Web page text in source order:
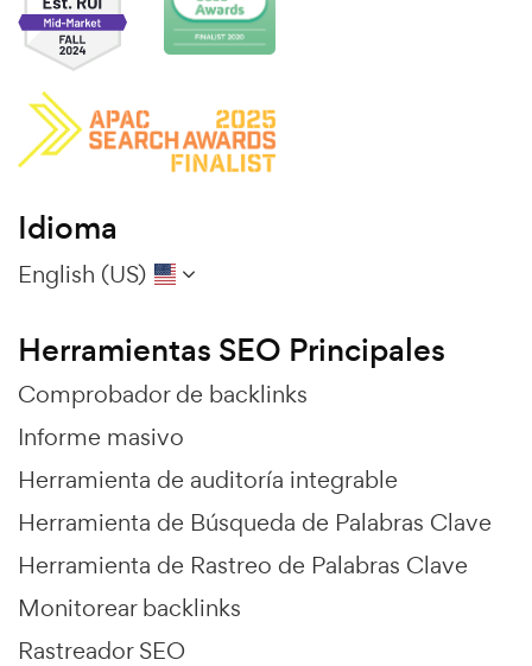
Idioma
English (US)
Herramientas SEO Principales
Comprobador de backlinks
Informe masivo
Herramienta de auditoría integrable
Herramienta de Búsqueda de Palabras Clave
Herramienta de Rastreo de Palabras Clave
Monitorear backlinks
Rastreador SEO